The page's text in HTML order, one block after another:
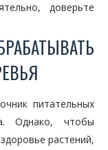
доверьте
питательных
Однако, чтобы
растений,